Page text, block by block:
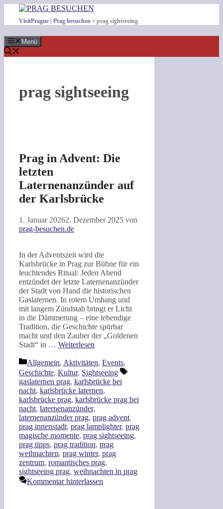
Inhalt
springen
VisitPrague | Prag besuchen » prag sightseeing
Menü
prag sightseeing
Prag in Advent: Die
letzten
Laternenanzünder auf
der Karlsbrücke
1. Januar 20262. Dezember 2025 von
prag-besuchen.de
In der Adventszeit wird die
Karlsbrücke in Prag zur Bühne für ein
leuchtendes Ritual: Jeden Abend
entzündet der letzte Laternenanzünder
der Stadt von Hand die historischen
Gaslaternen. In rotem Umhang und
mit langem Zündstab bringt er Licht
in die Dämmerung – eine lebendige
Tradition, die Geschichte spürbar
macht und den Zauber der „Goldenen
Stadt“ in … Weiterlesen
Kategorien
Allgemein, Aktivitäten, Events,
Geschichte, Kultur, Sightseeing
Schlagwörter
gaslaternen prag, karlsbrücke bei
nacht, karlsbrücke laternen,
karlsbrücke prag, karlsbrücke prag bei
nacht, laternenanzünder,
laternenanzünder prag, prag advent,
prag innenstadt, prag lamplighter, prag
magische momente, prag sightseeing,
prag tipps, prag tradition, prag
weihnachten, prag winter, prag
zentrum, romantisches prag,
sightseeing prag, weihnachten in prag
Kommentar hinterlassen